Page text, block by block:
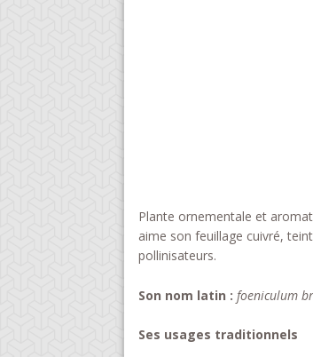
Plante ornementale et
aime son feuillage cuivré,
pollinisateurs.
Son nom latin : foeniculum
Ses usages traditionnels